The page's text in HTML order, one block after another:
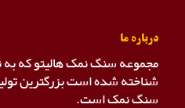
درباره ما
مجموعه سنگ نمک هالیتو که
شناخته شده است بزرگترین
سنگ نمک است.